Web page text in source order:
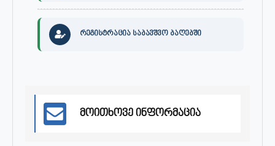
რეგისტრაცია საბავშვო ბაღებში
მოითხოვე ინფორმაცია